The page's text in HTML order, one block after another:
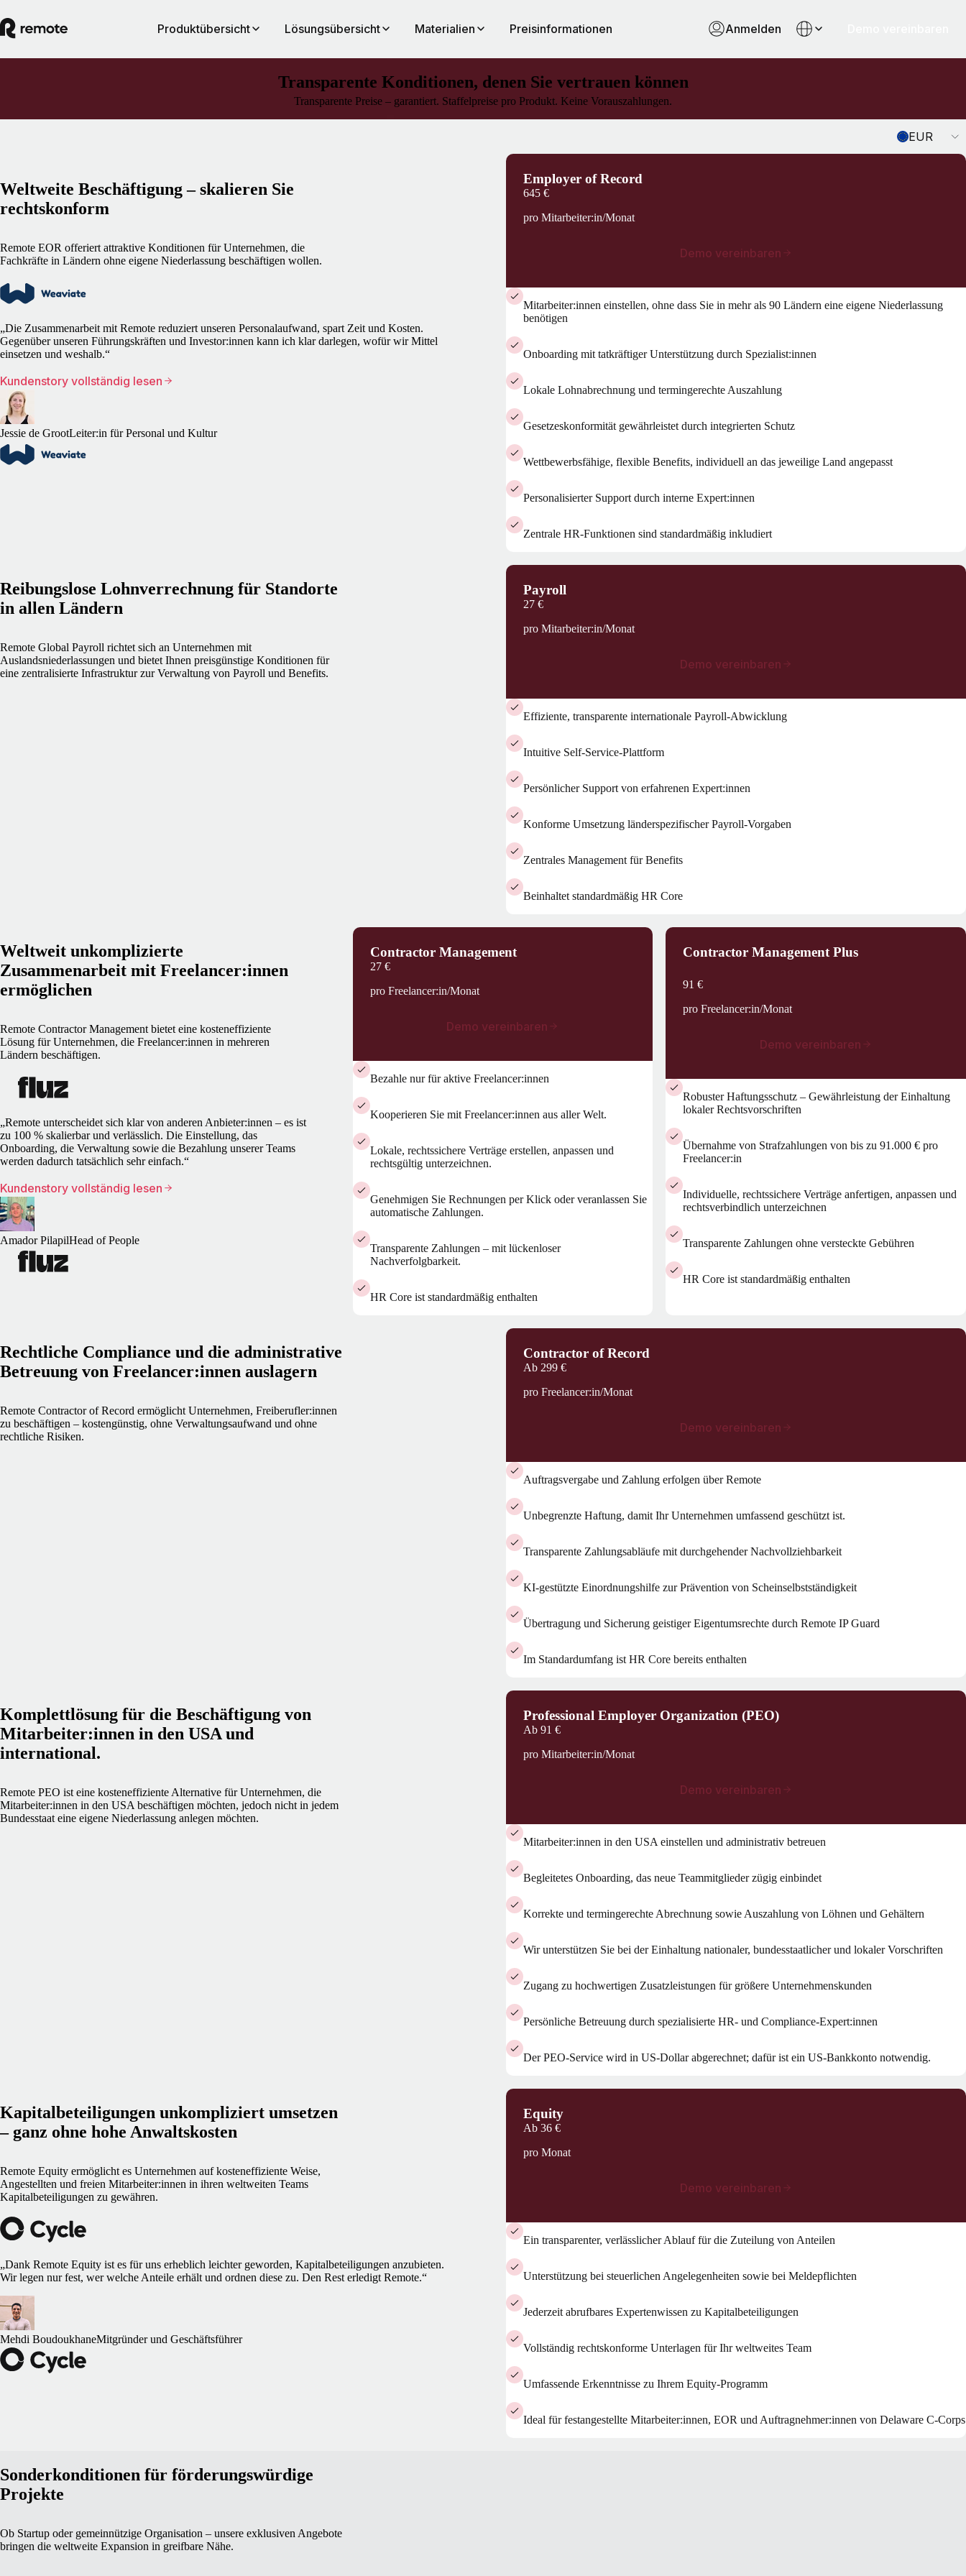
Produktübersicht Lösungsübersicht Materialien Preisinformationen Anmelden
Transparente Konditionen, denen Sie vertrauen können
Transparente Preise – garantiert. Staffelpreise pro Produkt. Keine Vorauszahlungen.
Weltweite Beschäftigung – skalieren Sie
rechtskonform
Remote EOR offeriert attraktive Konditionen für Unternehmen, die
Fachkräfte in Ländern ohne eigene Niederlassung beschäftigen wollen.
„Die Zusammenarbeit mit Remote reduziert unseren Personalaufwand, spart Zeit und Kosten.
Gegenüber unseren Führungskräften und Investor:innen kann ich klar darlegen, wofür wir Mittel
einsetzen und weshalb.“
Kundenstory vollständig lesen
Jessie de GrootLeiter:in für Personal und Kultur
EUR
Employer of Record
645 €
pro Mitarbeiter:in/Monat
Demo vereinbaren
Mitarbeiter:innen einstellen, ohne dass Sie in mehr als 90 Ländern eine eigene Niederlassung
benötigen
Onboarding mit tatkräftiger Unterstützung durch Spezialist:innen
Lokale Lohnabrechnung und termingerechte Auszahlung
Gesetzeskonformität gewährleistet durch integrierten Schutz
Wettbewerbsfähige, flexible Benefits, individuell an das jeweilige Land angepasst
Personalisierter Support durch interne Expert:innen
Zentrale HR-Funktionen sind standardmäßig inkludiert
Reibungslose Lohnverrechnung für Standorte
in allen Ländern
Remote Global Payroll richtet sich an Unternehmen mit
Auslandsniederlassungen und bietet Ihnen preisgünstige Konditionen für
eine zentralisierte Infrastruktur zur Verwaltung von Payroll und Benefits.
Payroll
27 €
pro Mitarbeiter:in/Monat
Demo vereinbaren
Effiziente, transparente internationale Payroll-Abwicklung
Intuitive Self-Service-Plattform
Persönlicher Support von erfahrenen Expert:innen
Konforme Umsetzung länderspezifischer Payroll-Vorgaben
Zentrales Management für Benefits
Beinhaltet standardmäßig HR Core
Weltweit unkomplizierte
Zusammenarbeit mit Freelancer:innen
ermöglichen
Remote Contractor Management bietet eine kosteneffiziente
Lösung für Unternehmen, die Freelancer:innen in mehreren
Ländern beschäftigen.
„Remote unterscheidet sich klar von anderen Anbieter:innen – es ist
zu 100 % skalierbar und verlässlich. Die Einstellung, das
Onboarding, die Verwaltung sowie die Bezahlung unserer Teams
werden dadurch tatsächlich sehr einfach.“
Kundenstory vollständig lesen
Amador PilapilHead of People
Contractor Management
27 €
pro Freelancer:in/Monat
Demo vereinbaren
Bezahle nur für aktive Freelancer:innen
Kooperieren Sie mit Freelancer:innen aus aller Welt.
Lokale, rechtssichere Verträge erstellen, anpassen und
rechtsgültig unterzeichnen.
Genehmigen Sie Rechnungen per Klick oder veranlassen Sie
automatische Zahlungen.
Transparente Zahlungen – mit lückenloser
Nachverfolgbarkeit.
HR Core ist standardmäßig enthalten
Contractor Management Plus
91 €
pro Freelancer:in/Monat
Demo vereinbaren
Robuster Haftungsschutz – Gewährleistung der Einhaltung
lokaler Rechtsvorschriften
Übernahme von Strafzahlungen von bis zu 91.000 € pro
Freelancer:in
Individuelle, rechtssichere Verträge anfertigen, anpassen und
rechtsverbindlich unterzeichnen
Transparente Zahlungen ohne versteckte Gebühren
HR Core ist standardmäßig enthalten
Rechtliche Compliance und die administrative
Betreuung von Freelancer:innen auslagern
Remote Contractor of Record ermöglicht Unternehmen, Freiberufler:innen
zu beschäftigen – kostengünstig, ohne Verwaltungsaufwand und ohne
rechtliche Risiken.
Contractor of Record
Ab 299 €
pro Freelancer:in/Monat
Demo vereinbaren
Auftragsvergabe und Zahlung erfolgen über Remote
Unbegrenzte Haftung, damit Ihr Unternehmen umfassend geschützt ist.
Transparente Zahlungsabläufe mit durchgehender Nachvollziehbarkeit
KI-gestützte Einordnungshilfe zur Prävention von Scheinselbstständigkeit
Übertragung und Sicherung geistiger Eigentumsrechte durch Remote IP Guard
Im Standardumfang ist HR Core bereits enthalten
Komplettlösung für die Beschäftigung von
Mitarbeiter:innen in den USA und
international.
Remote PEO ist eine kosteneffiziente Alternative für Unternehmen, die
Mitarbeiter:innen in den USA beschäftigen möchten, jedoch nicht in jedem
Bundesstaat eine eigene Niederlassung anlegen möchten.
Professional Employer Organization (PEO)
Ab 91 €
pro Mitarbeiter:in/Monat
Demo vereinbaren
Mitarbeiter:innen in den USA einstellen und administrativ betreuen
Begleitetes Onboarding, das neue Teammitglieder zügig einbindet
Korrekte und termingerechte Abrechnung sowie Auszahlung von Löhnen und Gehältern
Wir unterstützen Sie bei der Einhaltung nationaler, bundesstaatlicher und lokaler Vorschriften
Zugang zu hochwertigen Zusatzleistungen für größere Unternehmenskunden
Persönliche Betreuung durch spezialisierte HR- und Compliance-Expert:innen
Der PEO-Service wird in US-Dollar abgerechnet; dafür ist ein US-Bankkonto notwendig.
Kapitalbeteiligungen unkompliziert umsetzen
– ganz ohne hohe Anwaltskosten
Remote Equity ermöglicht es Unternehmen auf kosteneffiziente Weise,
Angestellten und freien Mitarbeiter:innen in ihren weltweiten Teams
Kapitalbeteiligungen zu gewähren.
„Dank Remote Equity ist es für uns erheblich leichter geworden, Kapitalbeteiligungen anzubieten.
Wir legen nur fest, wer welche Anteile erhält und ordnen diese zu. Den Rest erledigt Remote.“
Mehdi BoudoukhaneMitgründer und Geschäftsführer
Equity
Ab 36 €
pro Monat
Demo vereinbaren
Ein transparenter, verlässlicher Ablauf für die Zuteilung von Anteilen
Unterstützung bei steuerlichen Angelegenheiten sowie bei Meldepflichten
Jederzeit abrufbares Expertenwissen zu Kapitalbeteiligungen
Vollständig rechtskonforme Unterlagen für Ihr weltweites Team
Umfassende Erkenntnisse zu Ihrem Equity-Programm
Ideal für festangestellte Mitarbeiter:innen, EOR und Auftragnehmer:innen von Delaware C-Corps
Sonderkonditionen für förderungswürdige
Projekte
Ob Startup oder gemeinnützige Organisation – unsere exklusiven Angebote
bringen die weltweite Expansion in greifbare Nähe.